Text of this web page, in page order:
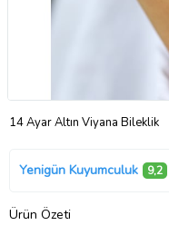
14 Ayar Altın Viyana Bileklik
Yenigün Kuyumculuk 9,2
Ürün Özeti